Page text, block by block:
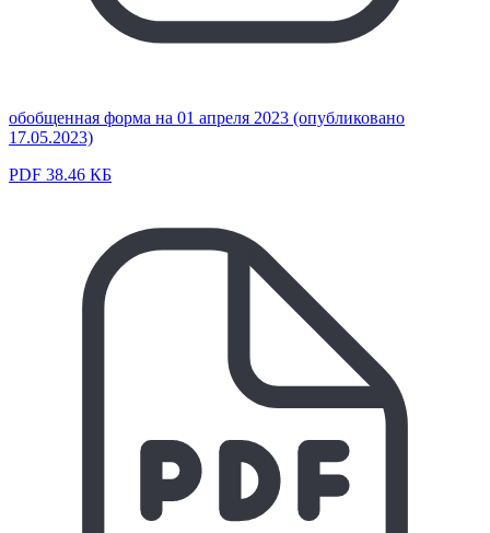
обобщенная форма на 01 апреля 2023 (опубликовано
17.05.2023)
PDF 38.46 КБ